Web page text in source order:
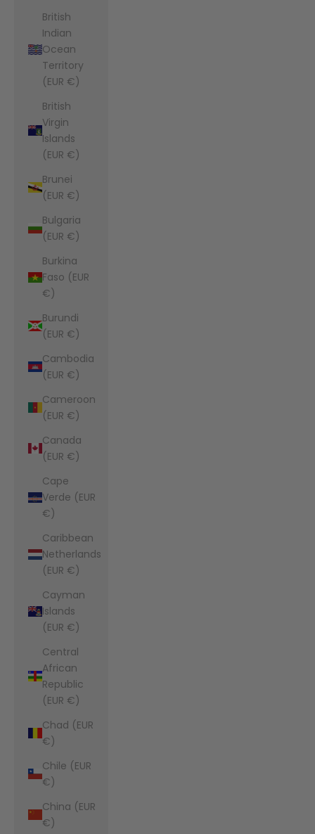
British
Indian
Ocean
Territory
(EUR €)
British
Virgin
Islands
(EUR €)
Brunei
(EUR €)
Bulgaria
(EUR €)
Burkina
Faso (EUR
€)
Burundi
(EUR €)
Cambodia
(EUR €)
Cameroon
(EUR €)
Canada
(EUR €)
Cape
Verde (EUR
€)
Caribbean
Netherlands
(EUR €)
Cayman
Islands
(EUR €)
Central
African
Republic
(EUR €)
Chad (EUR
€)
Chile (EUR
€)
China (EUR
€)